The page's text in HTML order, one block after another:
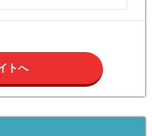
トへ